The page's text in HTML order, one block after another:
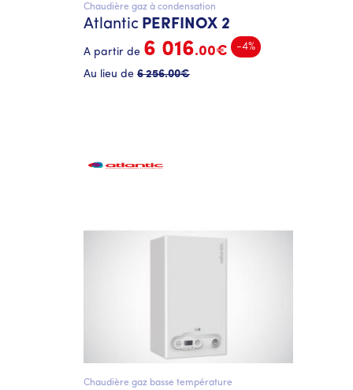
Chaudière gaz à condensation
Atlantic PERFINOX 2
A partir de 6 016.00€ -4%
Au lieu de 6 256.00€
Chaudière gaz basse température